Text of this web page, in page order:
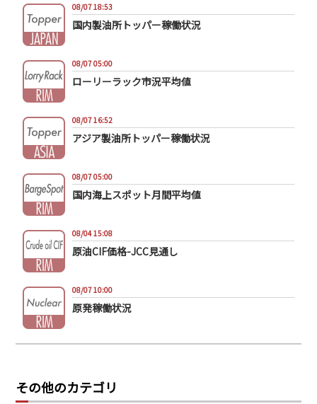
08/07 18:53
国内製油所トッパー稼働状況
08/07 05:00
ローリーラック市況平均値
08/07 16:52
アジア製油所トッパー稼働状況
08/07 05:00
国内海上スポット月間平均値
08/04 15:08
原油CIF価格-JCC見通し
08/07 10:00
原発稼働状況
その他のカテゴリ